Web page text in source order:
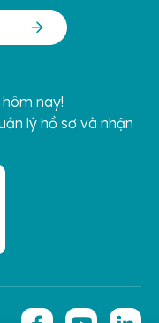
nay!
lý hồ sơ và nhận